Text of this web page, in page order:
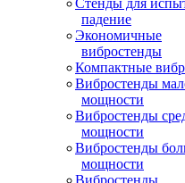
Стенды для
падение
Экономичные
вибростенды
Компактные
Вибростенды
мощности
Вибростенды
мощности
Вибростенды
мощности
Вибростенды